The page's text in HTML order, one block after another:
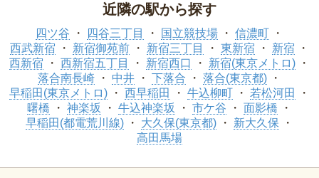
近隣の駅から探す
四ツ谷 四谷三丁目 国立競技場
信濃町
西武新宿
新宿御苑前 新宿三丁目 東新宿
新宿
西新宿
西新宿五丁目 新宿西口
新宿(東京メトロ)
落合南長崎
中井 下落合
落合(東京都)
早稲田(東京メトロ)
西早稲田 牛込柳町
若松河田
曙橋
神楽坂 牛込神楽坂 市ケ谷
面影橋
早稲田(都電荒川線)
大久保(東京都)
新大久保
高田馬場